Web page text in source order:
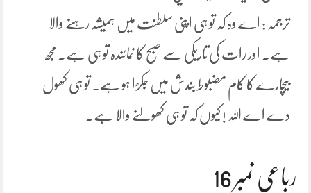
ترجمہ : اے وہ کہ تو ہی اپنی سلطنت میں ہمیشہ رہنے والا
ہے۔ اور رات کی تاریکی سے صبح کا نمائندہ تو ہی ہے۔ مجھ
بیچارے کا کام مضبوط بندش میں جکڑا ہو ہے۔ تو ہی کھول
دے اے اللہ ! کیوں کہ تو ہی کھولنے والا ہے۔
رباعی نمبر 16